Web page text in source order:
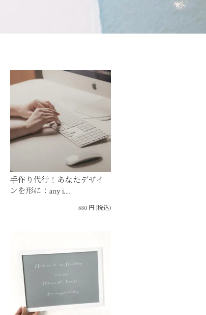
手作り代行！あなたデザイ
ンを形に：any i…
880 円(税込)